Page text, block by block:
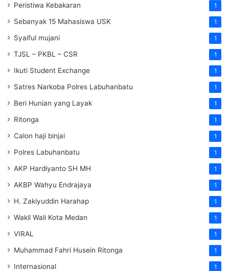
Peristiwa Kebakaran 1
Sebanyak 15 Mahasiswa USK 1
Syaiful mujani 1
TJSL – PKBL – CSR 1
Ikuti Student Exchange 1
Satres Narkoba Polres Labuhanbatu 1
Beri Hunian yang Layak 1
Ritonga 1
Calon haji binjai 1
Polres Labuhanbatu 1
AKP Hardiyanto SH MH 1
AKBP Wahyu Endrajaya 1
H. Zakiyuddin Harahap 1
Wakil Wali Kota Medan 1
VIRAL 1
Muhammad Fahri Husein Ritonga 1
Internasional 1